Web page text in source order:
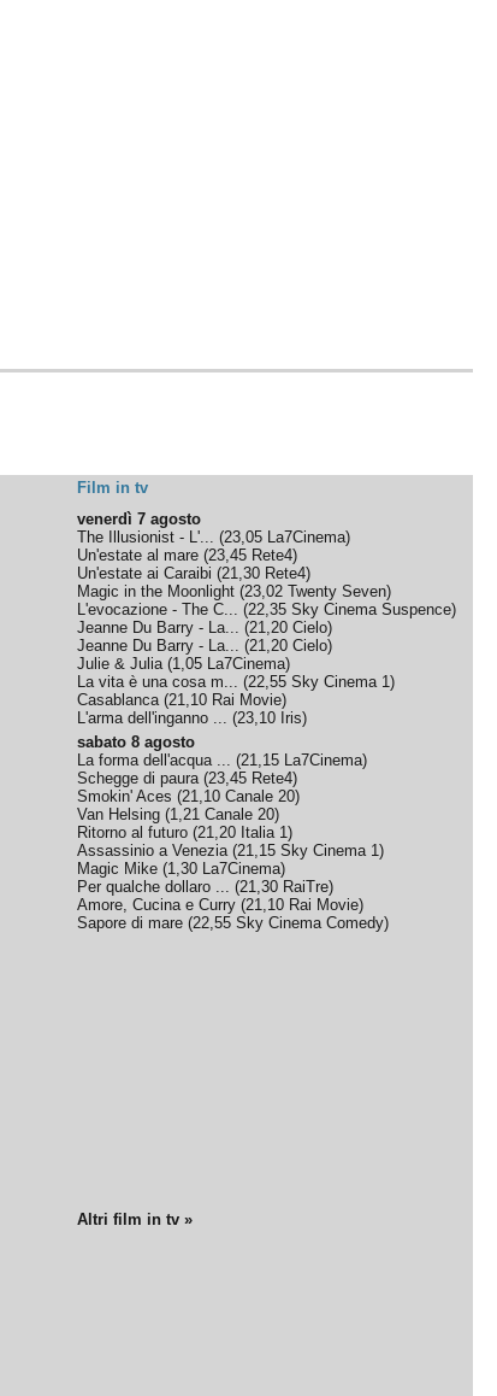
Film in tv
venerdì 7 agosto
The Illusionist - L'... (23,05 La7Cinema)
Un'estate al mare (23,45 Rete4)
Un'estate ai Caraibi (21,30 Rete4)
Magic in the Moonlight (23,02 Twenty Seven)
L'evocazione - The C... (22,35 Sky Cinema Suspence)
Jeanne Du Barry - La... (21,20 Cielo)
Jeanne Du Barry - La... (21,20 Cielo)
Julie & Julia(1,05 La7Cinema)
La vita è una cosa m... (22,55 Sky Cinema 1)
Casablanca(21,10 Rai Movie)
L'arma dell'inganno ... (23,10 Iris)
sabato 8 agosto
La forma dell'acqua ... (21,15 La7Cinema)
Schegge di paura(23,45 Rete4)
Smokin' Aces (21,10 Canale 20)
Van Helsing (1,21 Canale 20)
Ritorno al futuro (21,20 Italia 1)
Assassinio a Venezia(21,15 Sky Cinema 1)
Magic Mike (1,30 La7Cinema)
Per qualche dollaro ... (21,30 RaiTre)
Amore, Cucina e Curry (21,10 Rai Movie)
Sapore di mare (22,55 Sky Cinema Comedy)
Altri film in tv »